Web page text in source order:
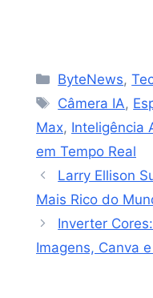
Categorias
ByteNews,
Tags
Câmera IA,
Max, Inteligência
em Tempo Real
Larry Ellison
Mais Rico do
Inverter
Imagens, Canva